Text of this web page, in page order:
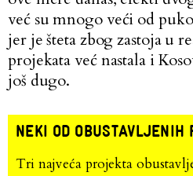
već su mnogo veći od
jer je šteta zbog zastoja u
projekata već nastala i
još dugo.
NEKI OD OBUSTAVLJENIH
Tri najveća projekta